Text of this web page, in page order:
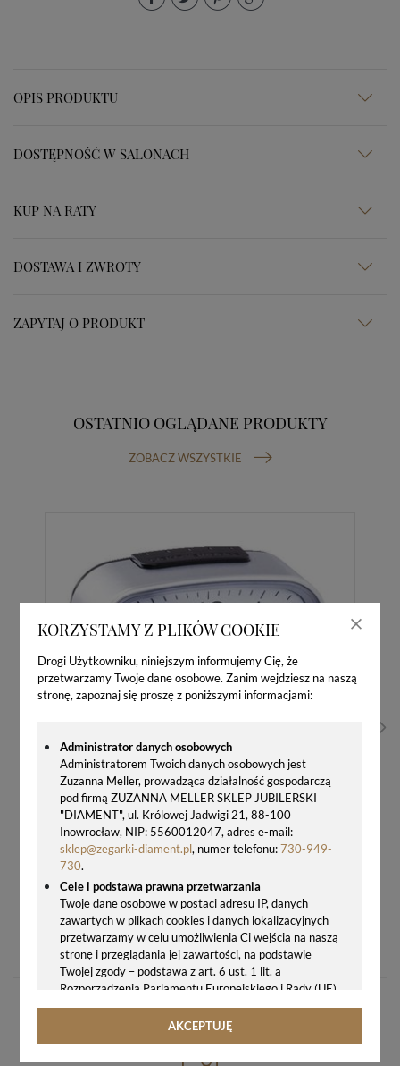
KORZYSTAMY Z PLIKÓW COOKIE
Drogi Użytkowniku, niniejszym informujemy Cię, że
przetwarzamy Twoje dane osobowe. Zanim wejdziesz na naszą
stronę, zapoznaj się proszę z poniższymi informacjami:
Administrator danych osobowych
Administratorem Twoich danych osobowych jest
Zuzanna Meller, prowadząca działalność gospodarczą
pod firmą ZUZANNA MELLER SKLEP JUBILERSKI
"DIAMENT", ul. Królowej Jadwigi 21, 88-100
Inowrocław, NIP: 5560012047, adres e-mail:
sklep@zegarki-diament.pl, numer telefonu:730-949-
730.
Cele i podstawa prawna przetwarzania
Twoje dane osobowe w postaci adresu IP, danych
zawartych w plikach cookies i danych lokalizacyjnych
przetwarzamy w celu umożliwienia Ci wejścia na naszą
stronę i przeglądania jej zawartości, na podstawie
Twojej zgody – podstawa z art. 6 ust. 1 lit. a
Rozporządzenia Parlamentu Europejskiego i Rady (UE)
2016/679 z 27.04.2016 r. w sprawie ochrony osób
fizycznych w związku z przetwarzaniem danych
AKCEPTUJĘ
OPIS PRODUKTU
DOSTĘPNOŚĆ W SALONACH
KUP NA RATY
DOSTAWA I ZWROTY
ZAPYTAJ O PRODUKT
OSTATNIO OGLĄDANE PRODUKTY
ZOBACZ WSZYSTKIE
97,00 zł